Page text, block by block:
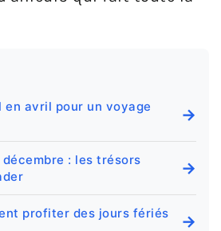
avril pour un voyage
→
: les trésors
→
profiter des jours fériés
→